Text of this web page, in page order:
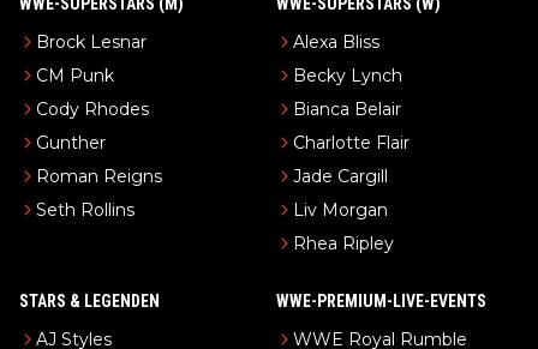
WWE-SUPERSTARS (M)
Brock Lesnar
CM Punk
Cody Rhodes
Gunther
Roman Reigns
Seth Rollins
WWE-SUPERSTARS (W)
Alexa Bliss
Becky Lynch
Bianca Belair
Charlotte Flair
Jade Cargill
Liv Morgan
Rhea Ripley
STARS & LEGENDEN
AJ Styles
WWE-PREMIUM-LIVE-EVENTS
WWE Royal Rumble